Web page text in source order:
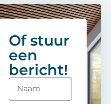
Of stuur
een
bericht!